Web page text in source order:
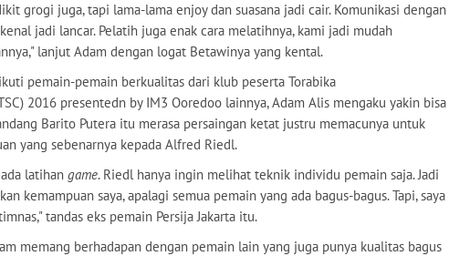
grogi juga, tapi lama-lama enjoy dan suasana jadi cair. Komunikasi dengan
jadi lancar. Pelatih juga enak cara melatihnya, kami jadi mudah
lanjut Adam dengan logat Betawinya yang kental.
pemain-pemain berkualitas dari klub peserta Torabika
2016 presentedn by IM3 Ooredoo lainnya, Adam Alis mengaku yakin bisa
Barito Putera itu merasa persaingan ketat justru memacunya untuk
yang sebenarnya kepada Alfred Riedl.
latihan game. Riedl hanya ingin melihat teknik individu pemain saja. Jadi
kemampuan saya, apalagi semua pemain yang ada bagus-bagus. Tapi, saya
tandas eks pemain Persija Jakarta itu.
memang berhadapan dengan pemain lain yang juga punya kualitas bagus